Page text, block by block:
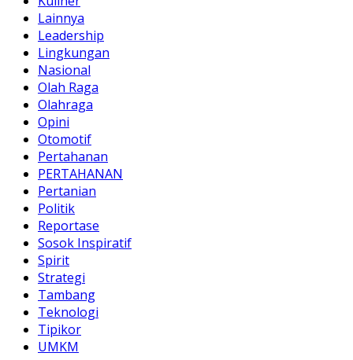
Lainnya
Leadership
Lingkungan
Nasional
Olah Raga
Olahraga
Opini
Otomotif
Pertahanan
PERTAHANAN
Pertanian
Politik
Reportase
Sosok Inspiratif
Spirit
Strategi
Tambang
Teknologi
Tipikor
UMKM